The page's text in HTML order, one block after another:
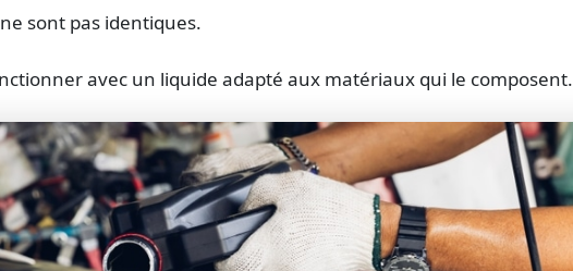
sont pas identiques.
avec un liquide adapté aux matériaux qui le composent.